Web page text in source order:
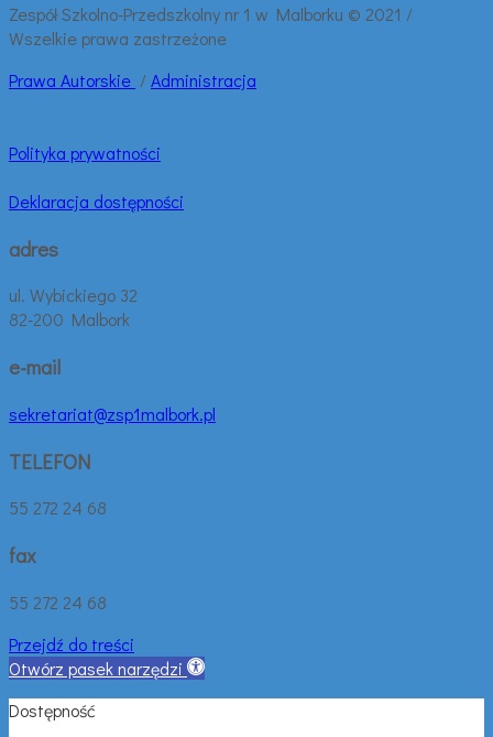
Zespół Szkolno-Przedszkolny nr 1 w Malborku © 2021 /
Wszelkie prawa zastrzeżone
Prawa Autorskie /Administracja
Polityka prywatności
Deklaracja dostępności
adres
ul. Wybickiego 32
82-200 Malbork
e-mail
sekretariat@zsp1malbork.pl
TELEFON
55 272 24 68
fax
55 272 24 68
Przejdź do treści
Otwórz pasek narzędzi
Dostępność